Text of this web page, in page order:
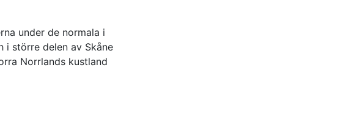
under de normala i
i större delen av Skåne
Norrlands kustland